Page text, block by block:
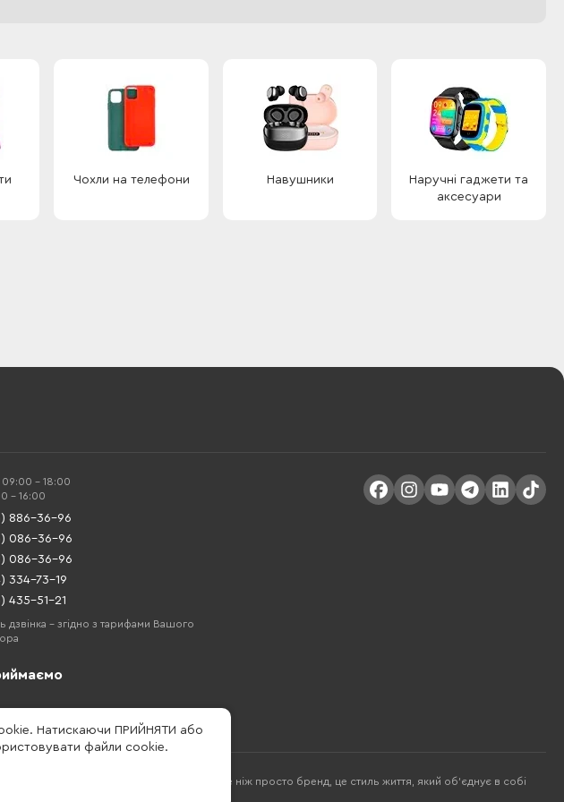
Чохли на телефони Навушники
Наручні гаджети та
аксесуари
09:00 - 18:00
- 16:00
886-36-96
086-36-96
086-36-96
334-73-19
435-51-21
дзвінка – згідно з тарифами Вашого
в 2013 році. Gelius - це набагато більше ніж просто бренд, це стиль життя, який об'єднує в собі
Натискаючи ПРИЙНЯТИ або
файли cookie.